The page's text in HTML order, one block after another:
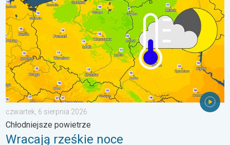
czwartek, 6 sierpnia 2026
Chłodniejsze powietrze
Wracają rześkie noce